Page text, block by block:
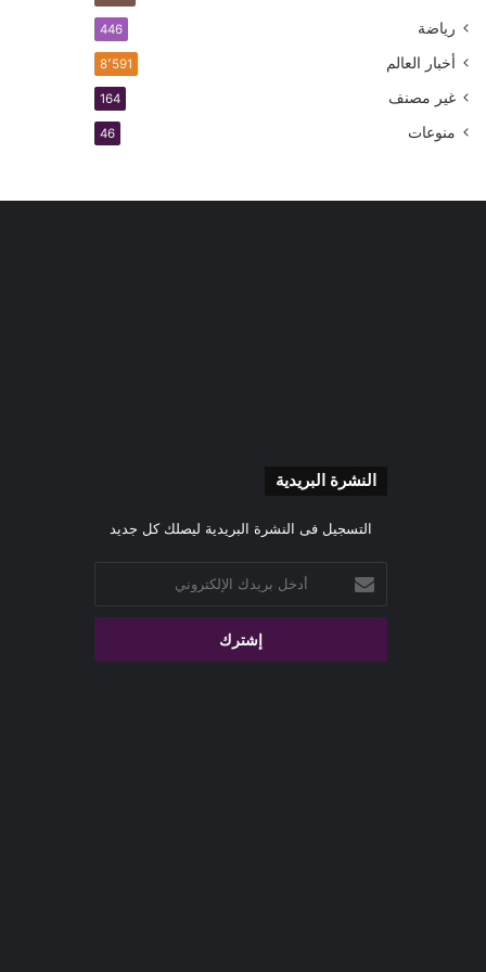
رياضة 446
أخبار العالم 8٬591
غير مصنف 164
منوعات 46
النشرة البريدية
التسجيل فى النشرة البريدية ليصلك كل جديد
بريدك
الإلكتروني